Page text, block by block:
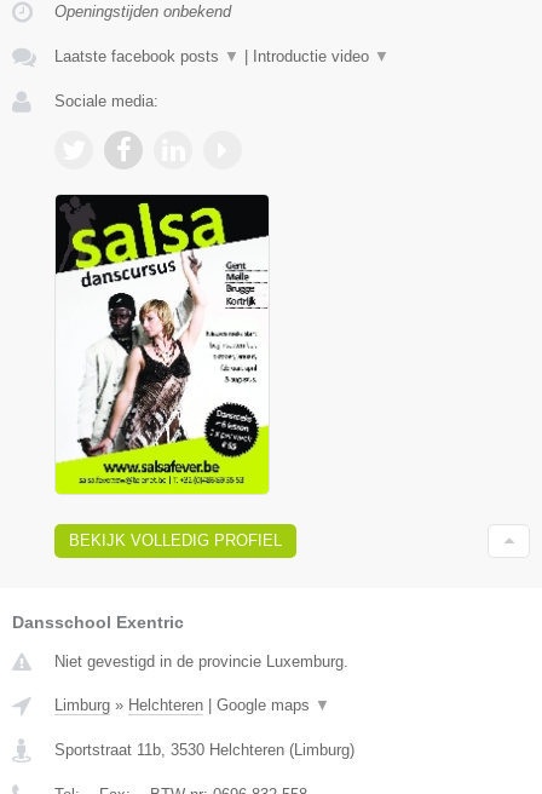
Openingstijden onbekend
Laatste facebook posts ▼ | Introductie video ▼
Sociale media:
BEKIJK VOLLEDIG PROFIEL
Dansschool Exentric
Niet gevestigd in de provincie Luxemburg.
Limburg » Helchteren | Google maps ▼
Sportstraat 11b 3530 Helchteren (Limburg)